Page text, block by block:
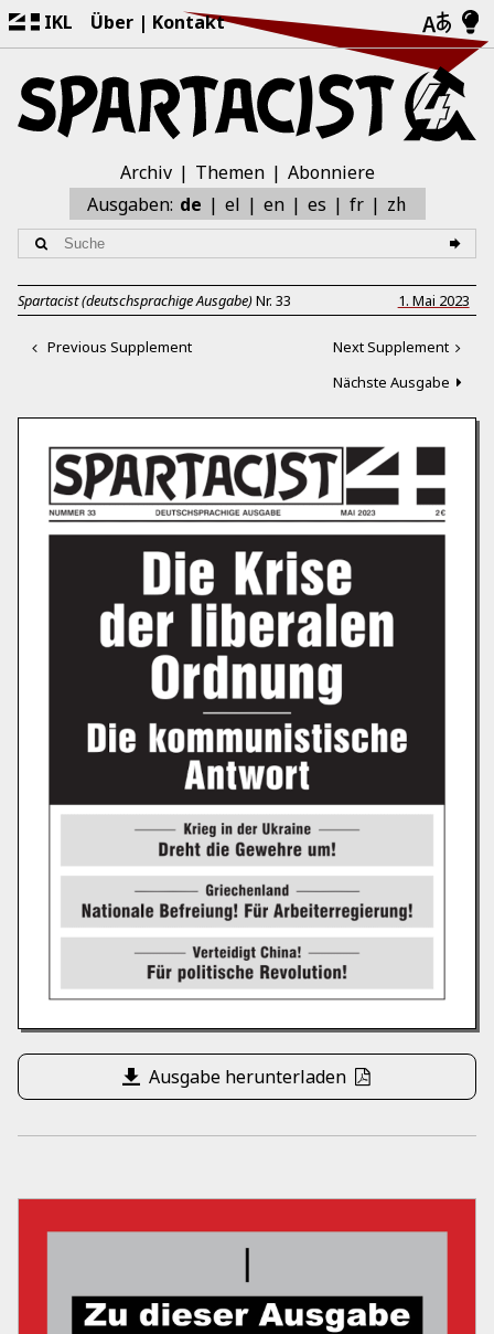
IKL Über Kontakt
Archiv Themen
Abonniere
Ausgaben: de el en es fr zh
Spartacist (deutschsprachige Ausgabe)Nr. 33 1. Mai 2023
Previous Supplement
Next Supplement
Nächste Ausgabe
Ausgabe herunterladen